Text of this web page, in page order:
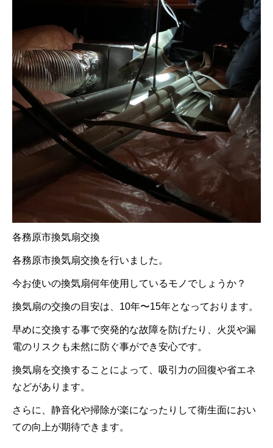
各務原市換気扇交換
各務原市換気扇交換を行いました。
今お使いの換気扇何年使用しているモノでしょうか？
換気扇の交換の目安は、10年〜15年となっております。
早めに交換する事で突発的な故障を防げたり、火災や漏
電のリスクも未然に防ぐ事ができ安心です。
換気扇を交換することによって、吸引力の回復や省エネ
などがあります。
さらに、静音化や掃除が楽になったりして衛生面におい
ての向上が期待できます。